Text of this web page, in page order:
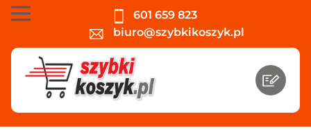
601 659 823
biuro@szybkikoszyk.pl